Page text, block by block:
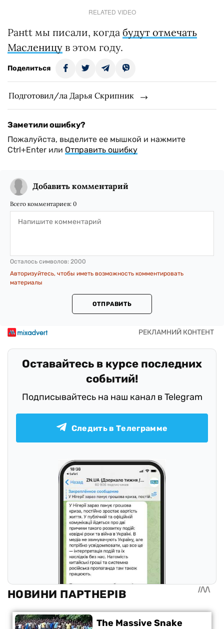
RELATED VIDEO
Ранtt мы писали, когда будут отмечать
Масленицу в этом году.
Поделиться
Подготовил/ла Дарья Скрипник
Заметили ошибку?
Пожалуйста, выделите ее мышкой и нажмите
Ctrl+Enter или Отправить ошибку
Добавить комментарий
Всего комментариев: 0
Осталось символов: 2000
Авторизуйтесь, чтобы иметь возможность комментировать
материалы
ОТПРАВИТЬ
Оставайтесь в курсе последних
событий!
Подписывайтесь на наш канал в Telegram
Следить в Телеграмме